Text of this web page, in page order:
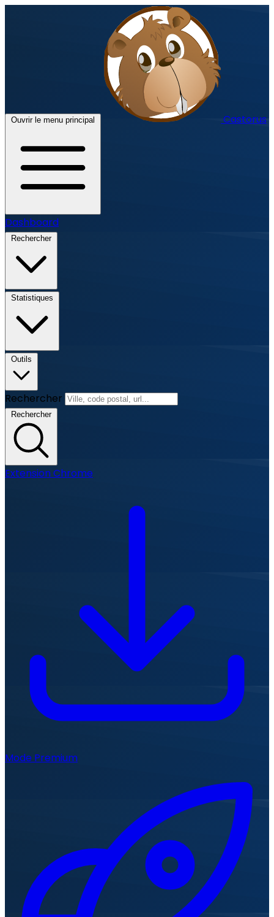
Ouvrir le menu principal Castorus
Dashboard
Rechercher
Statistiques
Outils
Rechercher
Rechercher
Extension Chrome
Mode Premium